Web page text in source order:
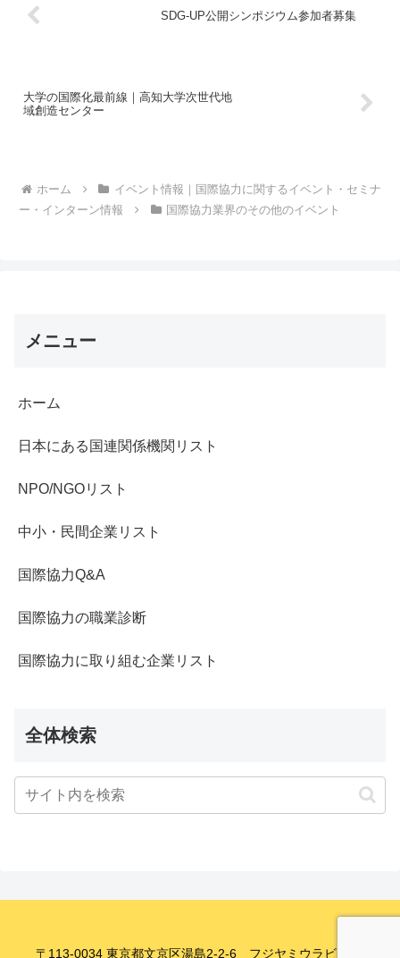
SDG-UP公開シンポジウム参加者募集
大学の国際化最前線｜高知大学次世代地
域創造センター
ホーム
イベント情報｜国際協力に関するイベント・セミナ
ー・インターン情報
国際協力業界のその他のイベント
メニュー
ホーム
日本にある国連関係機関リスト
NPO/NGOリスト
中小・民間企業リスト
国際協力Q&A
国際協力の職業診断
国際協力に取り組む企業リスト
全体検索
〒113-0034 東京都文京区湯島2-2-6 フジヤミウラビル8F